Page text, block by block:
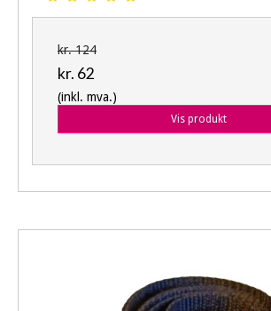
kr. 124
kr. 62
(inkl. mva.)
Vis produkt